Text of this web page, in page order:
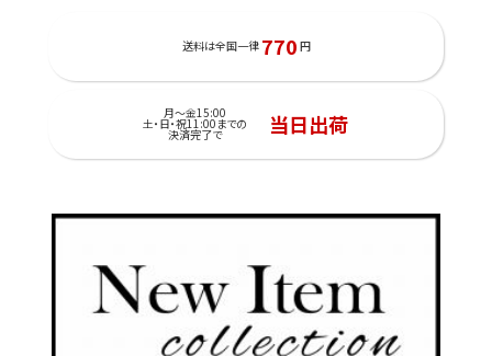
送料は全国一律 770 円
月～金15:00
土・日・祝11:00までの
決済完了で 当日出荷